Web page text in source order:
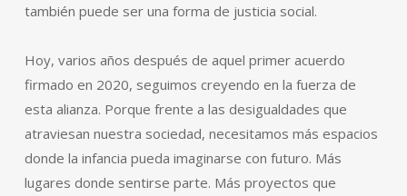
también puede ser una forma de justicia social.
Hoy, varios años después de aquel primer acuerdo
firmado en 2020, seguimos creyendo en la fuerza de
esta alianza. Porque frente a las desigualdades que
atraviesan nuestra sociedad, necesitamos más espacios
donde la infancia pueda imaginarse con futuro. Más
lugares donde sentirse parte. Más proyectos que